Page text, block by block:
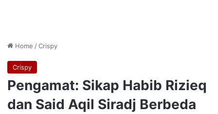
Home /Crispy
Crispy
Pengamat: Sikap Habib Rizieq
dan Said Aqil Siradj Berbeda